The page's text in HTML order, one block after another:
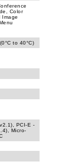
Color
Image
to 40°C)
PCI-E -
Micro-